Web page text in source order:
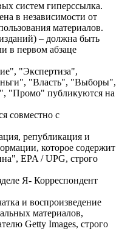
систем гиперссылка.
в независимости от
материалов.
– должна быть
в первом абзаце
"Экспертиза",
"Власть", "Выборы",
"Промо" публикуются на
совместно с
републикация и
которое содержит
EPA / UPG, строго
Я- Корреспондент
и воспроизведение
материалов,
Getty Images, строго